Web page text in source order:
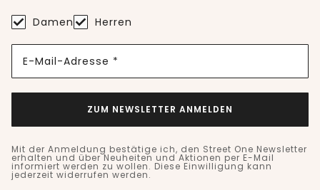
Damen Herren
E-Mail-Adresse *
ZUM NEWSLETTER ANMELDEN
Mit der Anmeldung bestätige ich, den Street One Newsletter
erhalten und über Neuheiten und Aktionen per E-Mail
informiert werden zu wollen. Diese Einwilligung kann
jederzeit widerrufen werden.